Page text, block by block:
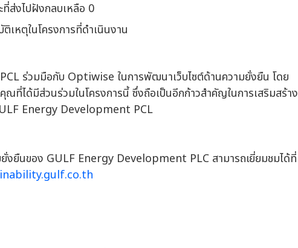
ที่ส่งไปฝังกลบเหลือ 0
เหตุในโครงการที่ดำเนินงาน
ร่วมมือกับ Optiwise ในการพัฒนาเว็บไซต์ด้านความยั่งยืน โดย
ได้มีส่วนร่วมในโครงการนี้ ซึ่งถือเป็นอีกก้าวสำคัญในการเสริมสร้าง
Energy Development PCL
งยืนของ GULF Energy Development PLC สามารถเยี่ยมชมได้ที่